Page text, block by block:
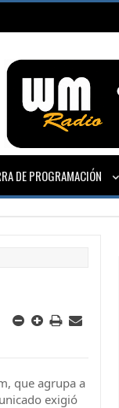
DE PROGRAMACIÓN
que agrupa a
exigió